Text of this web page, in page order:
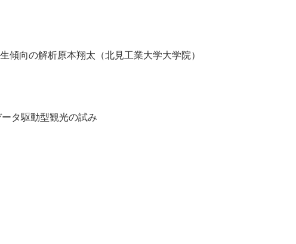
傾向の解析原本翔太（北見工業大学大学院）
タ駆動型観光の試み